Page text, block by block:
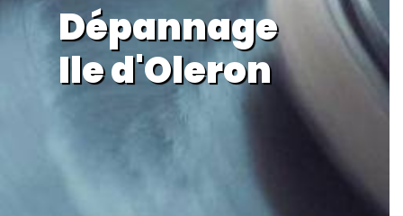
Dépannage
Ile d'Oleron